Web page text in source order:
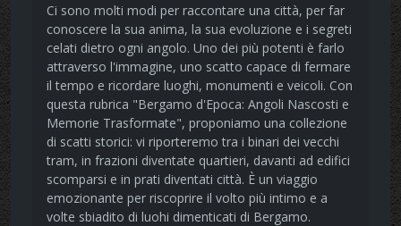
Ci sono molti modi per raccontare una città, per far
conoscere la sua anima, la sua evoluzione e i segreti
celati dietro ogni angolo. Uno dei più potenti è farlo
attraverso l'immagine, uno scatto capace di fermare
il tempo e ricordare luoghi, monumenti e veicoli. Con
questa rubrica "Bergamo d'Epoca: Angoli Nascosti e
Memorie Trasformate", proponiamo una collezione
di scatti storici: vi riporteremo tra i binari dei vecchi
tram, in frazioni diventate quartieri, davanti ad edifici
scomparsi e in prati diventati città. È un viaggio
emozionante per riscoprire il volto più intimo e a
volte sbiadito di luohi dimenticati di Bergamo.